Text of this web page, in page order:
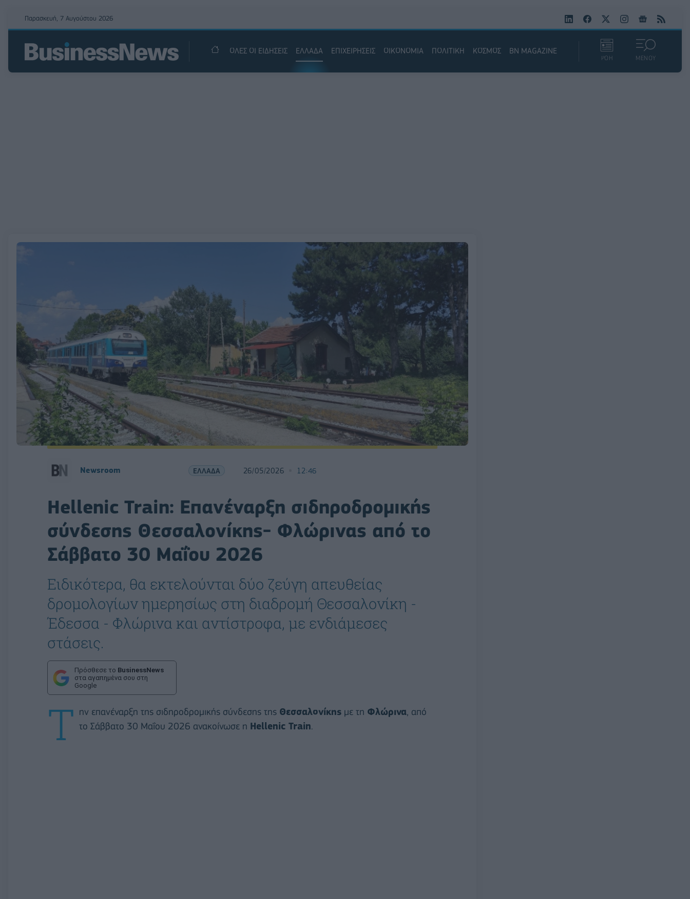
Παρασκευή, 7 Αυγούστου 2026
ΟΛΕΣ ΟΙ ΕΙΔΗΣΕΙΣ ΕΛΛΑΔΑ ΕΠΙΧΕΙΡΗΣΕΙΣ ΟΙΚΟΝΟΜΙΑ ΠΟΛΙΤΙΚΗ ΚΟΣΜΟΣ BN MAGAZINE
ΡΟΗ ΜΕΝΟΥ
Newsroom ΕΛΛΑΔΑ 26/05/2026 12:46
Hellenic Train: Επανέναρξη σιδηροδρομικής
σύνδεσης Θεσσαλονίκης- Φλώρινας από το
Σάββατο 30 Μαΐου 2026
Ειδικότερα, θα εκτελούνται δύο ζεύγη απευθείας
δρομολογίων ημερησίως στη διαδρομή Θεσσαλονίκη -
Έδεσσα - Φλώρινα και αντίστροφα, με ενδιάμεσες
στάσεις.
Πρόσθεσε το BusinessNews
στα αγαπημένα σου στη
Google
Τ ην επανέναρξη της σιδηροδρομικής σύνδεσης της Θεσσαλονίκης με τη Φλώρινα , από
το Σάββατο 30 Μαΐου 2026 ανακοίνωσε η Hellenic Train.